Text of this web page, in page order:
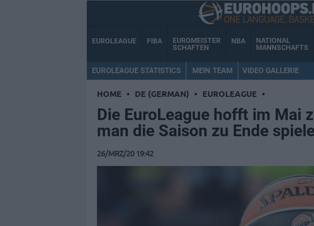
EUROLEAGUE FIBA
EUROMEISTER
SCHAFTEN
NBA
NATIONAL
MANNSCHAFTS
EUROLEAGUE STATISTICS MEIN TEAM VIDEO GALLERIE
HOME • DE (GERMAN) • EUROLEAGUE •
Die EuroLeague hofft im Mai
man die Saison zu Ende
26/MRZ/20 19:42